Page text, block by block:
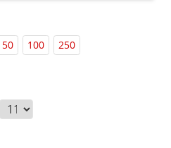
50 100 250